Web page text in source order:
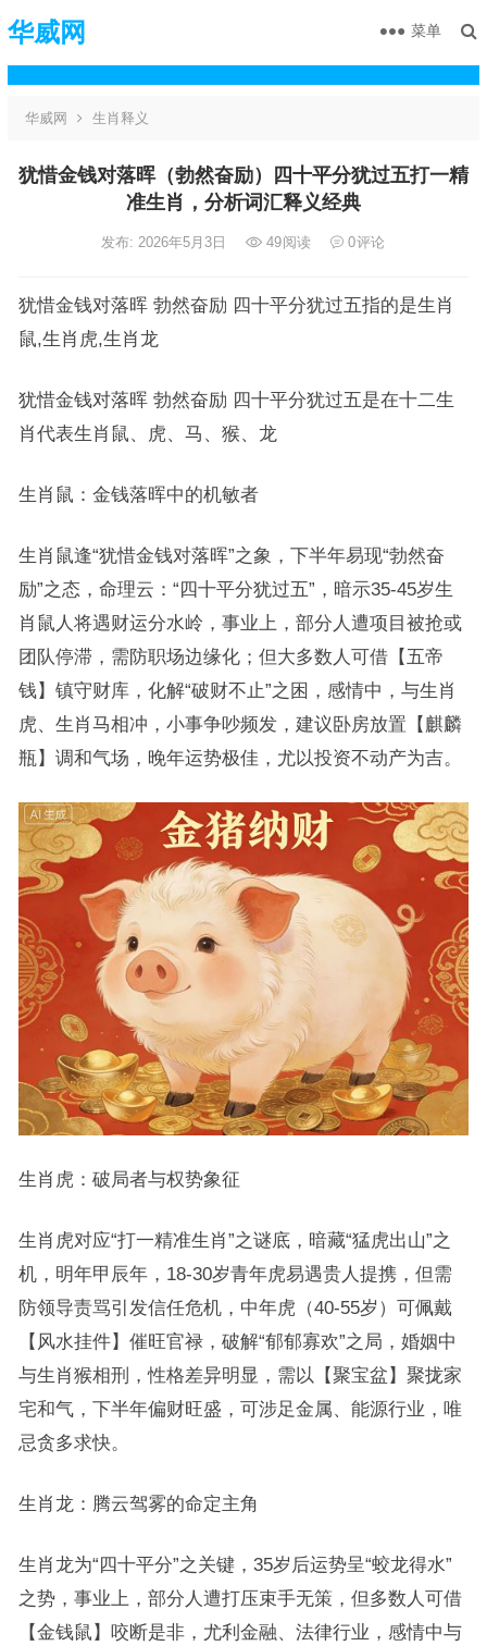
华威网 菜单
华威网 生肖释义
犹惜金钱对落晖（勃然奋励）四十平分犹过五打一精
准生肖，分析词汇释义经典
发布: 2026年5月3日 49阅读 0评论
犹惜金钱对落晖 勃然奋励 四十平分犹过五指的是生肖
鼠,生肖虎,生肖龙
犹惜金钱对落晖 勃然奋励 四十平分犹过五是在十二生
肖代表生肖鼠、虎、马、猴、龙
生肖鼠：金钱落晖中的机敏者
生肖鼠逢“犹惜金钱对落晖”之象，下半年易现“勃然奋
励”之态，命理云：“四十平分犹过五”，暗示35-45岁生
肖鼠人将遇财运分水岭，事业上，部分人遭项目被抢或
团队停滞，需防职场边缘化；但大多数人可借【五帝
钱】镇守财库，化解“破财不止”之困，感情中，与生肖
虎、生肖马相冲，小事争吵频发，建议卧房放置【麒麟
瓶】调和气场，晚年运势极佳，尤以投资不动产为吉。
生肖虎：破局者与权势象征
生肖虎对应“打一精准生肖”之谜底，暗藏“猛虎出山”之
机，明年甲辰年，18-30岁青年虎易遇贵人提携，但需
防领导责骂引发信任危机，中年虎（40-55岁）可佩戴
【风水挂件】催旺官禄，破解“郁郁寡欢”之局，婚姻中
与生肖猴相刑，性格差异明显，需以【聚宝盆】聚拢家
宅和气，下半年偏财旺盛，可涉足金属、能源行业，唯
忌贪多求快。
生肖龙：腾云驾雾的命定主角
生肖龙为“四十平分”之关键，35岁后运势呈“蛟龙得水”
之势，事业上，部分人遭打压束手无策，但多数人可借
【金钱鼠】咬断是非，尤利金融、法律行业，感情中与